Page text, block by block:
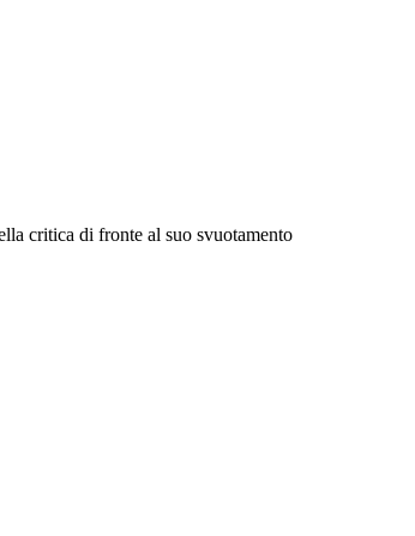
critica di fronte al suo svuotamento